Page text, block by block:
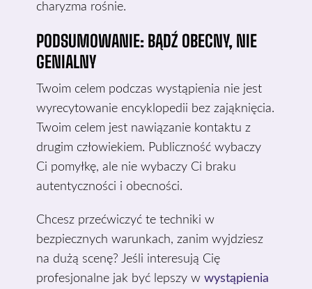
charyzma rośnie.
PODSUMOWANIE: BĄDŹ OBECNY, NIE
GENIALNY
Twoim celem podczas wystąpienia nie jest
wyrecytowanie encyklopedii bez zająknięcia.
Twoim celem jest nawiązanie kontaktu z
drugim człowiekiem. Publiczność wybaczy
Ci pomyłkę, ale nie wybaczy Ci braku
autentyczności i obecności.
Chcesz przećwiczyć te techniki w
bezpiecznych warunkach, zanim wyjdziesz
na dużą scenę? Jeśli interesują Cię
profesjonalne jak być lepszy wwystąpienia